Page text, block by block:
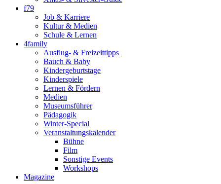
f79
Job & Karriere
Kultur & Medien
Schule & Lernen
4family
Ausflug- & Freizeittipps
Bauch & Baby
Kindergeburtstage
Kinderspiele
Lernen & Fördern
Medien
Museumsführer
Pädagogik
Winter-Special
Veranstaltungskalender
Bühne
Film
Sonstige Events
Workshops
Magazine